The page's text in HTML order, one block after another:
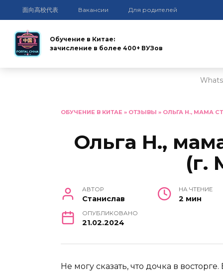
面向高校代表 Вакансии Для родителей
Обучение в Китае:
зачисление в более 400+ ВУЗов
ОБУЧЕНИЕ В КИТАЕ » ОТЗЫВЫ » ОЛЬГА Н., МАМА
Ольга Н.,
(г.
АВТОР
Станислав
НА ЧТЕНИЕ
2 мин
ОПУБЛИКОВАНО
21.02.2024
Не могу сказать, что дочка в